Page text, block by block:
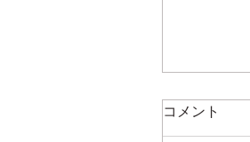
コメント